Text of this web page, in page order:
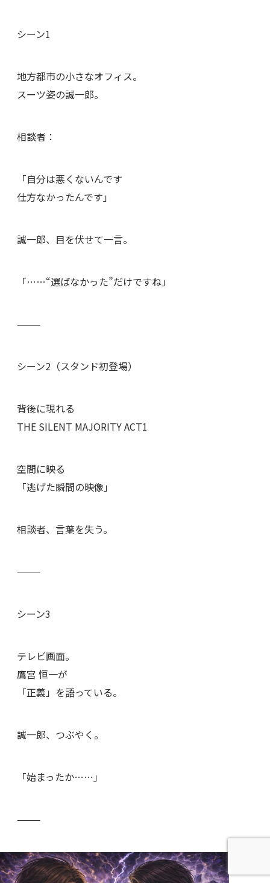
シーン1
地方都市の小さなオフィス。
スーツ姿の誠一郎。
相談者：
「自分は悪くないんです
仕方なかったんです」
誠一郎、目を伏せて一言。
「……“選ばなかった”だけですね」
⸻
シーン2（スタンド初登場）
背後に現れる
THE SILENT MAJORITY ACT1
空間に映る
「逃げた瞬間の映像」
相談者、言葉を失う。
⸻
シーン3
テレビ画面。
鷹宮 恒一が
「正義」を語っている。
誠一郎、つぶやく。
「始まったか……」
⸻